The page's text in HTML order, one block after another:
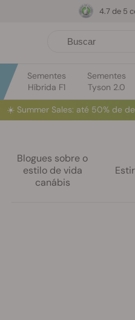
Sementes
Híbrida F1
Sementes
Tyson 2.0
4.7 de 5
☀️ Summer Sales: até 50% de
Blogues sobre o
estilo de vida
canábis